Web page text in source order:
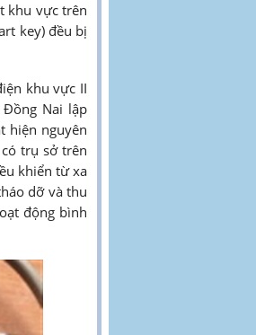
khu vực trên
key) đều bị
khu vực II
Nai lập
hiện nguyên
trụ sở trên
khiển từ xa
dỡ và thu
động bình